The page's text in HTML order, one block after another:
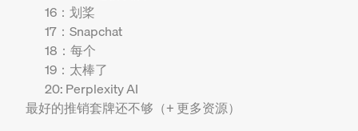
16：划桨
17：Snapchat
18：每个
19：太棒了
20: Perplexity AI
最好的推销套牌还不够（+ 更多资源）